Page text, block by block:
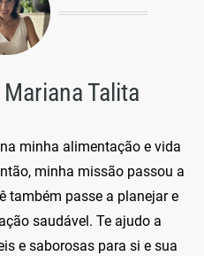
Talita
minha alimentação e vida
minha missão passou a
também passe a planejar e
saudável. Te ajudo a
e saborosas para si e sua